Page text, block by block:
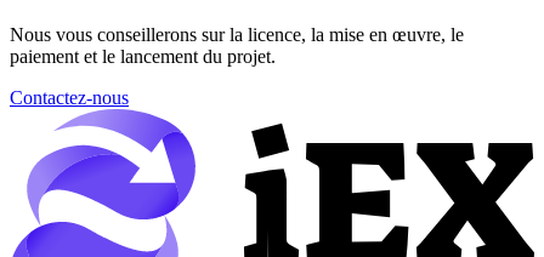
Nous vous conseillerons sur la licence, la mise en œuvre, le
paiement et le lancement du projet.
Contactez-nous